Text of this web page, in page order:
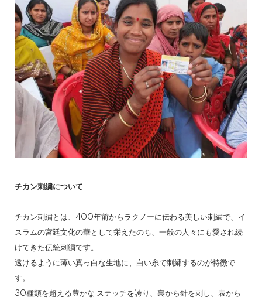
チカン刺繍について
チカン刺繍とは、400年前からラクノーに伝わる美しい刺繍で、イ
スラムの宮廷文化の華として栄えたのち、一般の人々にも愛され続
けてきた伝統刺繍です。
透けるように薄い真っ白な生地に、白い糸で刺繍するのが特徴で
す。
30種類を超える豊かな ステッチを誇り、裏から針を刺し、表から